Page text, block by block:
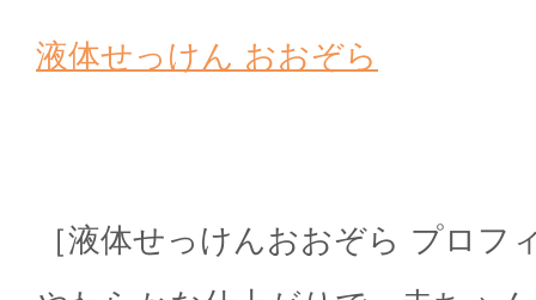
液体せっけん おおぞら
［液体せっけんおおぞら プロフ